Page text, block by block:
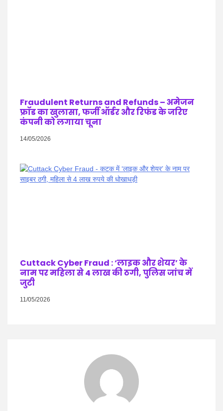
Fraudulent Returns and Refunds – अमेजन
फ्रॉड का खुलासा, फर्जी ऑर्डर और रिफंड के जरिए
कंपनी को लगाया चूना
14/05/2026
Cuttack Cyber Fraud : ‘लाइक और शेयर’ के
नाम पर महिला से 4 लाख की ठगी, पुलिस जांच में
जुटी
11/05/2026